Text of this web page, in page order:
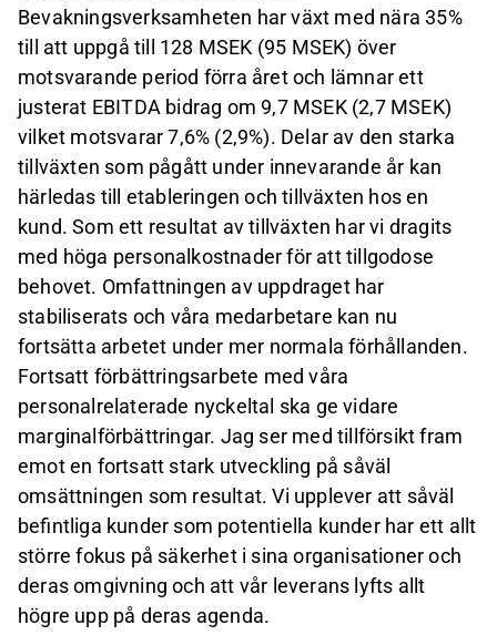
Bevakningsverksamheten har växt med nära 35%
till att uppgå till 128 MSEK (95 MSEK) över
motsvarande period förra året och lämnar ett
justerat EBITDA bidrag om 9,7 MSEK (2,7 MSEK)
vilket motsvarar 7,6% (2,9%). Delar av den starka
tillväxten som pågått under innevarande år kan
härledas till etableringen och tillväxten hos en
kund. Som ett resultat av tillväxten har vi dragits
med höga personalkostnader för att tillgodose
behovet. Omfattningen av uppdraget har
stabiliserats och våra medarbetare kan nu
fortsätta arbetet under mer normala förhållanden.
Fortsatt förbättringsarbete med våra
personalrelaterade nyckeltal ska ge vidare
marginalförbättringar. Jag ser med tillförsikt fram
emot en fortsatt stark utveckling på såväl
omsättningen som resultat. Vi upplever att såväl
befintliga kunder som potentiella kunder har ett allt
större fokus på säkerhet i sina organisationer och
deras omgivning och att vår leverans lyfts allt
högre upp på deras agenda.